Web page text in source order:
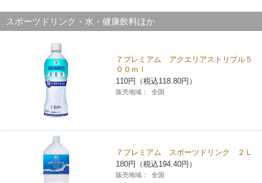
スポーツドリンク・水・健康飲料ほか
７プレミアム アクエリアストリプル５
００ｍｌ
110円（税込118.80円）
販売地域： 全国
７プレミアム スポーツドリンク ２Ｌ
180円（税込194.40円）
販売地域： 全国